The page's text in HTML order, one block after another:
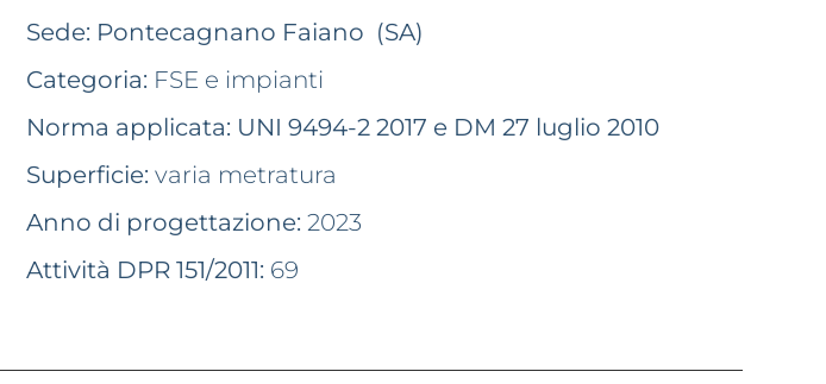
Sede: Pontecagnano Faiano (SA)
Categoria: FSE e impianti
Norma applicata: UNI 9494-2 2017 e DM 27 luglio 2010
Superficie: varia metratura
Anno di progettazione: 2023
Attività DPR 151/2011: 69